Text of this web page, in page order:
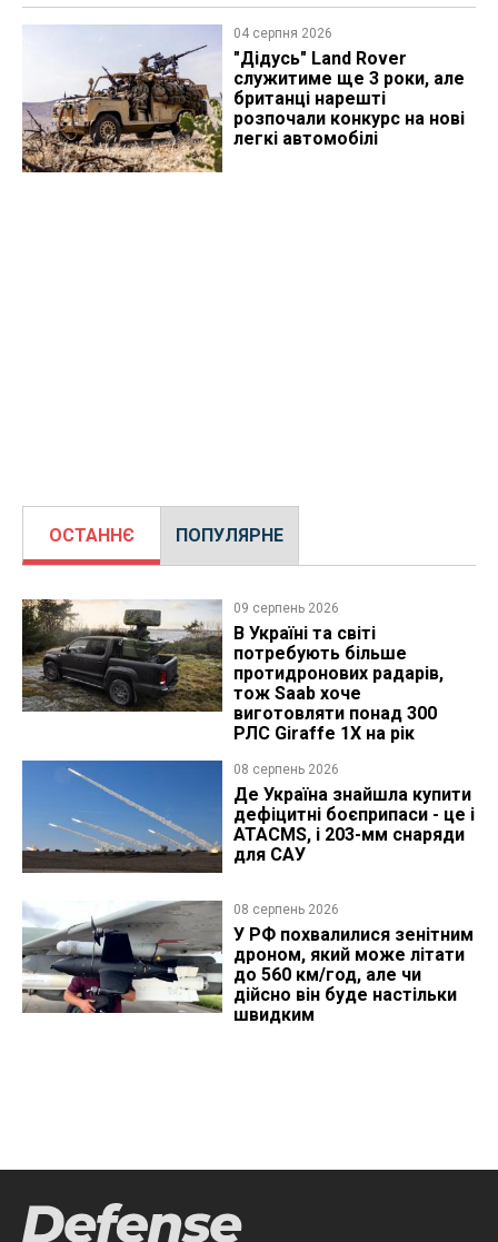
04 серпня 2026
"Дідусь" Land Rover
служитиме ще 3 роки, але
британці нарешті
розпочали конкурс на нові
легкі автомобілі
ОСТАННЄ ПОПУЛЯРНЕ
09 серпень 2026
В Україні та світі
потребують більше
протидронових радарів,
тож Saab хоче
виготовляти понад 300
РЛС Giraffe 1X на рік
08 серпень 2026
Де Україна знайшла купити
дефіцитні боєприпаси - це і
ATACMS, і 203-мм снаряди
для САУ
08 серпень 2026
У РФ похвалилися зенітним
дроном, який може літати
до 560 км/год, але чи
дійсно він буде настільки
швидким